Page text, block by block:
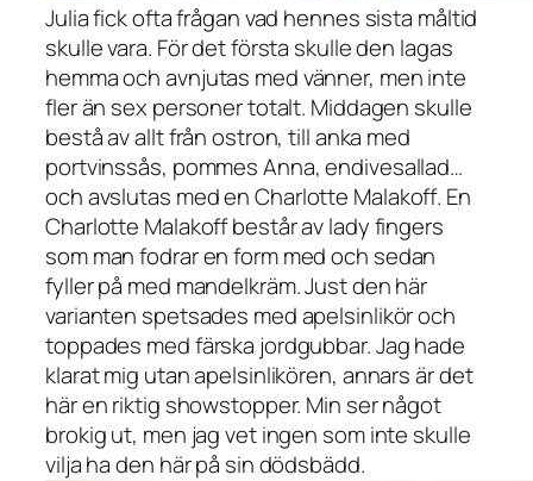
Julia fick ofta frågan vad hennes sista måltid
skulle vara. För det första skulle den lagas
hemma och avnjutas med vänner, men inte
fler än sex personer totalt. Middagen skulle
bestå av allt från ostron, till anka med
portvinssås, pommes Anna, endivesallad…
och avslutas med enCharlotte Malakoff. En
Charlotte Malakoff består av lady fingers
som man fodrar en form med och sedan
fyller på med mandelkräm. Just den här
varianten spetsades med apelsinlikör och
toppades med färska jordgubbar. Jag hade
klarat mig utan apelsinlikören, annars är det
här en riktig showstopper. Min ser något
brokig ut, men jag vet ingen som inte skulle
vilja ha den här på sin dödsbädd.